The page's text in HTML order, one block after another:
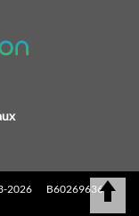
2026 B60269636 |